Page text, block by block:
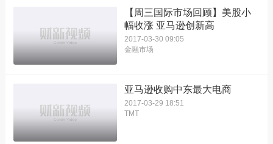
【周三国际市场回顾】美股小
幅收涨 亚马逊创新高
2017-03-30 09:05
金融市场
亚马逊收购中东最大电商
2017-03-29 18:51
TMT